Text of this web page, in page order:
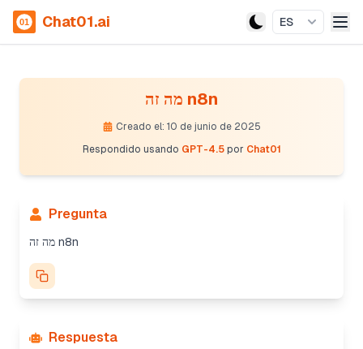
Chat01.ai ES
מה זה n8n
Creado el: 10 de junio de 2025
Respondido usando GPT-4.5 por Chat01
Pregunta
מה זה n8n
Respuesta